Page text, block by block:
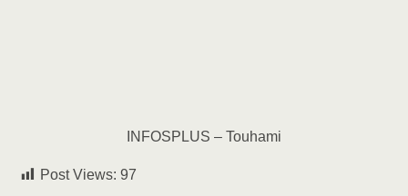
INFOSPLUS – Touhami
Post Views: 97